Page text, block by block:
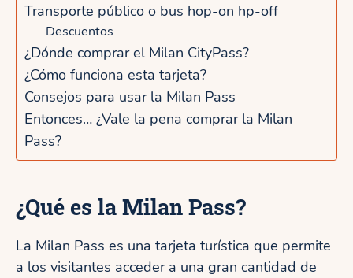
Transporte público o bus hop-on hp-off
Descuentos
¿Dónde comprar el Milan CityPass?
¿Cómo funciona esta tarjeta?
Consejos para usar la Milan Pass
Entonces… ¿Vale la pena comprar la Milan
Pass?
¿Qué es la Milan Pass?
La Milan Pass es una tarjeta turística que permite
a los visitantes acceder a una gran cantidad de